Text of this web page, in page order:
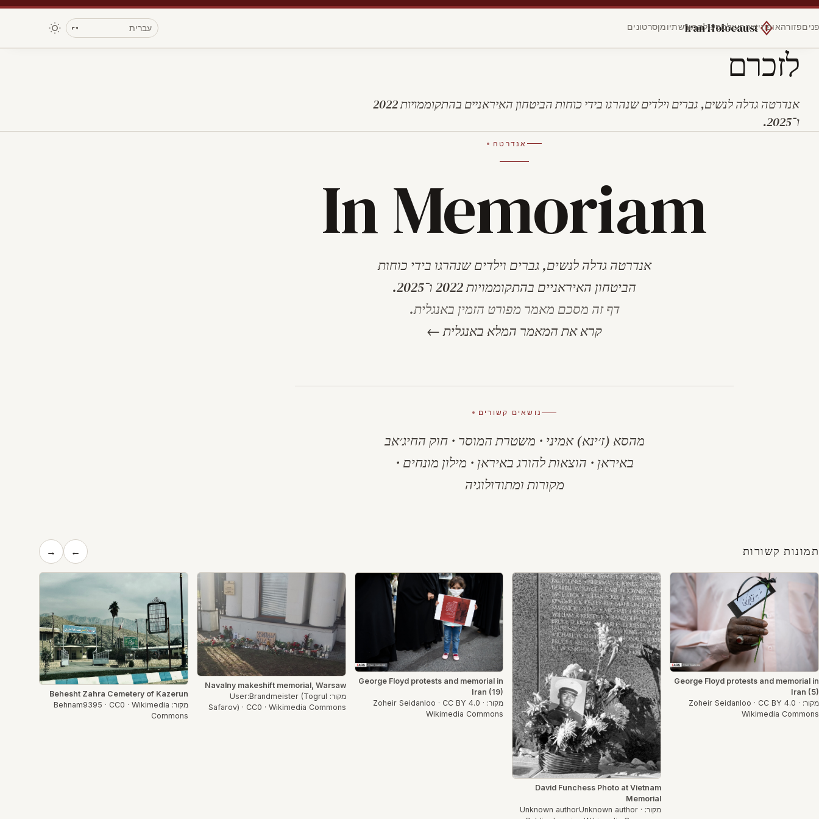
Iran Holocaust פזורהאופוזיציההעולםפעולהמורשתיומןסרטונים
לזכרם
אנדרטה גדלה לנשים, גברים וילדים שנהרגו בידי כוחות הביטחון האיראניים בהתקוממויות 2022
ו־2025.
אנדרטה
In Memoriam
אנדרטה גדלה לנשים, גברים וילדים שנהרגו בידי כוחות
הביטחון האיראניים בהתקוממויות 2022 ו־2025.
דף זה מסכם מאמר מפורט הזמין באנגלית.
קרא את המאמר המלא באנגלית ←
נושאים קשורים
מהסא (ז׳ינא) אמיני · משטרת המוסר ·חוק החיג׳אב
באיראן · הוצאות להורג באיראן · מילון מונחים ·
מקורות ומתודולוגיה
תמונות קשורות ←
→
George Floyd protests and memorial in
Iran (5)
מקור: Zoheir Seidanloo · CC BY 4.0 ·
Wikimedia Commons
David Funchess Photo at Vietnam
Memorial
מקור: Unknown authorUnknown author ·
George Floyd protests and memorial in
Iran (19)
מקור: Zoheir Seidanloo · CC BY 4.0 ·
Wikimedia Commons
Navalny makeshift memorial, Warsaw
מקור: User:Brandmeister (Togrul
Safarov) · CC0 · Wikimedia Commons
Behesht Zahra Cemetery of Kazerun
מקור: Behnam9395 · CC0 · Wikimedia
Commons